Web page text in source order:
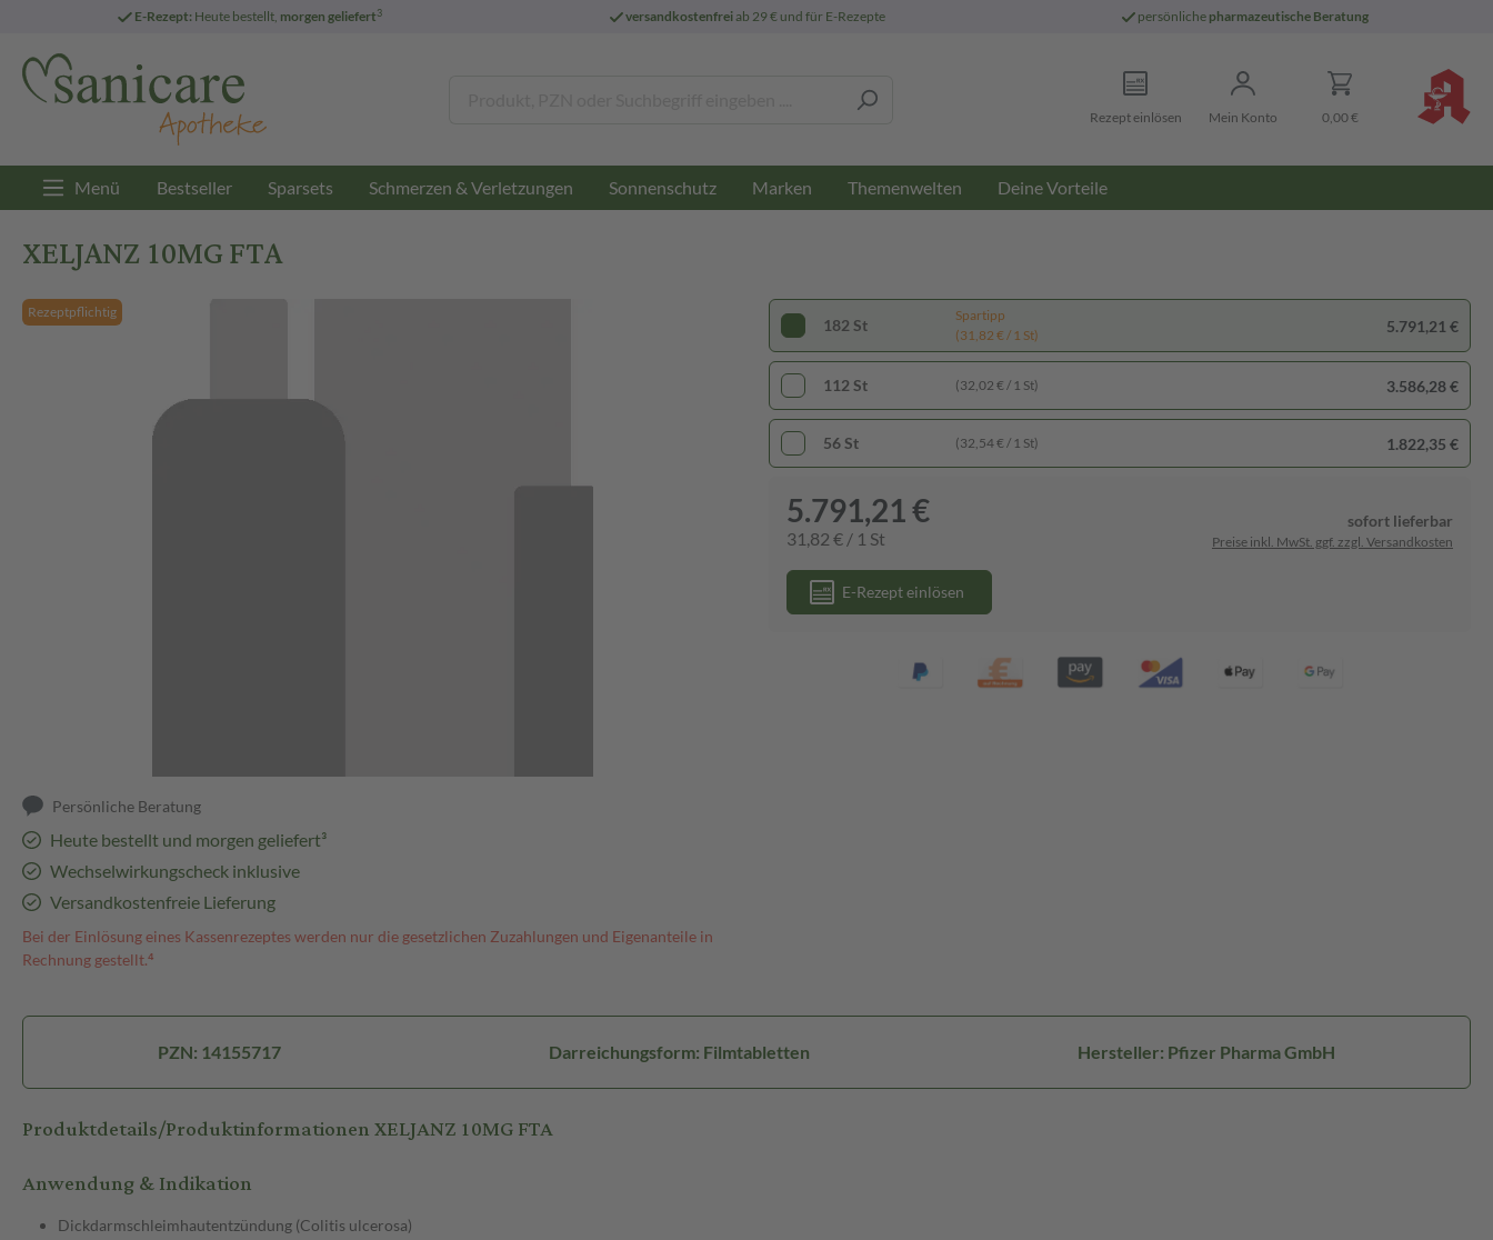
E-Rezept: Heute bestellt, morgen geliefert3 versandkostenfreiab 29 € und für E-Rezepte persönliche pharmazeutische Beratung
Rezept einlösen Mein Konto 0,00 €
Menü Bestseller Sparsets Schmerzen & Verletzungen Sonnenschutz Marken Themenwelten Deine Vorteile
XELJANZ 10MG FTA
Rezeptpflichtig
Persönliche Beratung
Heute bestellt und morgen geliefert³
Wechselwirkungscheck inklusive
Versandkostenfreie Lieferung
Bei der Einlösung eines Kassenrezeptes werden nur die gesetzlichen Zuzahlungen und Eigenanteile in
Rechnung gestellt.⁴
182 St
Spartipp
(31,82 € / 1 St)
5.791,21 €
112 St (32,02 € / 1 St) 3.586,28 €
56 St (32,54 € / 1 St) 1.822,35 €
5.791,21 €
31,82 € / 1 St
sofort lieferbar
Preise inkl. MwSt. ggf. zzgl. Versandkosten
E-Rezept einlösen
PZN: 14155717 Darreichungsform: Filmtabletten Hersteller: Pfizer Pharma GmbH
Produktdetails/Produktinformationen XELJANZ 10MG FTA
Anwendung & Indikation
Dickdarmschleimhautentzündung (Colitis ulcerosa)